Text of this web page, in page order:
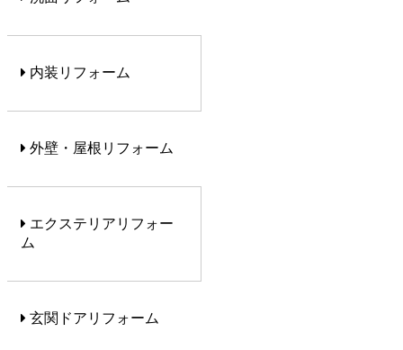
内装リフォーム
外壁・屋根リフォーム
エクステリアリフォー
ム
玄関ドアリフォーム